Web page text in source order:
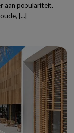
aan populariteit.
[...]